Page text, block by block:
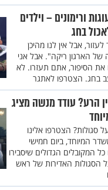
ורימונים – וילדים
בחג
אבל אין לנו מהיכן
של הארגון ריקה". אבל אני
הסיפור, אתם תעזרו. לא
בחג. הצטרפו לאתגר
הרע? עודד מנשה מציג
סגולות? הצטרפו אלינו
המיוחד, ביום חמישי
עם כל המקובלים הגדולים שיסבירו
הסגולות האדירות של ראש